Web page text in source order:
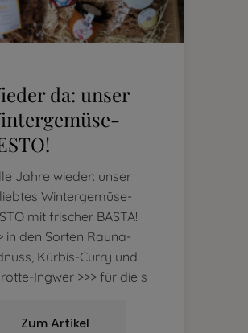
da: unser
Jahre wieder: unser
Wintergemüse-
mit frischer BASTA!
in den Sorten Rauna-
Kürbis-Curry und
Ingwer >>> für die s
Zum Artikel